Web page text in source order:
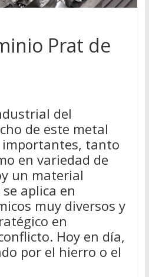
Prat de
del
de este metal
importantes, tanto
en variedad de
un material
aplica en
muy diversos y
en
Hoy en día,
por el hierro o el